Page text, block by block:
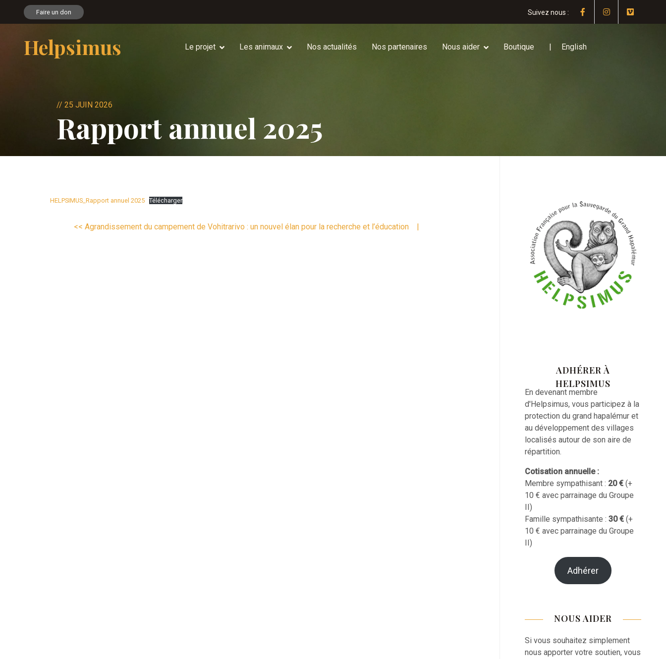
Faire un don Suivez nous :
Helpsimus Le projet Les animaux Nos actualités Nos partenaires Nous aider Boutique English
// 25 JUIN 2026
Rapport annuel 2025
HELPSIMUS_Rapport annuel 2025 Télécharger
<< Agrandissement du campement de Vohitrarivo : un nouvel élan pour la recherche et l’éducation |
ADHÉRER À
HELPSIMUS
En devenant membre
d'Helpsimus, vous participez à la
protection du grand hapalémur et
au développement des villages
localisés autour de son aire de
répartition.
Cotisation annuelle :
Membre sympathisant : 20 € (+
10 € avec parrainage du Groupe
II)
Famille sympathisante : 30 € (+
10 € avec parrainage du Groupe
II)
Adhérer
NOUS AIDER
Si vous souhaitez simplement
nous apporter votre soutien, vous